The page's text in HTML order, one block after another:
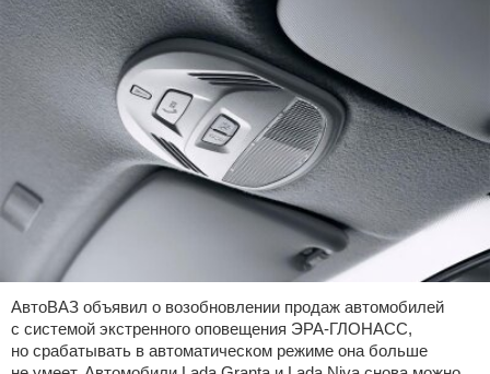
АвтоВАЗ объявил о возобновлении продаж автомобилей
с системой экстренного оповещения ЭРА-ГЛОНАСС,
но срабатывать в автоматическом режиме она больше